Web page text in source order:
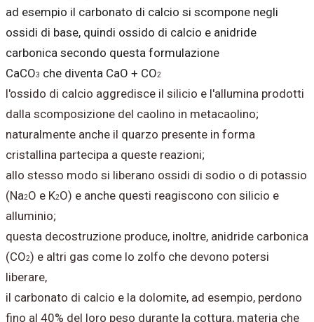
ad esempio il carbonato di calcio si scompone negli
ossidi di base, quindi ossido di calcio e anidride
carbonica secondo questa formulazione
CaCO3 che diventa CaO + CO2
l'ossido di calcio aggredisce il silicio e l'allumina prodotti
dalla scomposizione del caolino in metacaolino;
naturalmente anche il quarzo presente in forma
cristallina partecipa a queste reazioni;
allo stesso modo si liberano ossidi di sodio o di potassio
(Na2O e K2O) e anche questi reagiscono con silicio e
alluminio;
questa decostruzione produce, inoltre, anidride carbonica
(CO2) e altri gas come lo zolfo che devono potersi
liberare,
il carbonato di calcio e la dolomite, ad esempio, perdono
fino al 40% del loro peso durante la cottura, materia che